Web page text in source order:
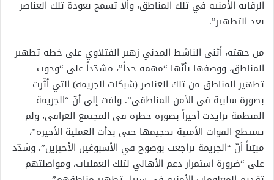
الرقابة الأمنية في تلك المناطق، وألا تسمح بعودة تلك العناصر
بعد التطهير”.
من جهته، أثنى الناشط المدني زهير الفتلاوي على خطة تطهير
المناطق، ووصفها بأنّها “مهمة جداً”، مشدّداً على “وجوب
تطهير المناطق من تلك العناصر (شبكات الجريمة) التي أثّرت
بصورة سلبية في الأمن المناطقي”. ولفت إلى أنّ “الجريمة
المنظمة تزايدت أخيراً بصورة خطرة في المجتمع العراقي، ولم
تستطع القوات الأمنية تحجيمها حتى بدأت العملية الأخيرة”،
مبيّناً أنّ “الجريمة تراجعت بوضوح في الأسبوعَين الأخيرَين”. وشدّد
على “ضرورة استمرار دعم الأهالي لتلك العمليات، ومواصلتهم